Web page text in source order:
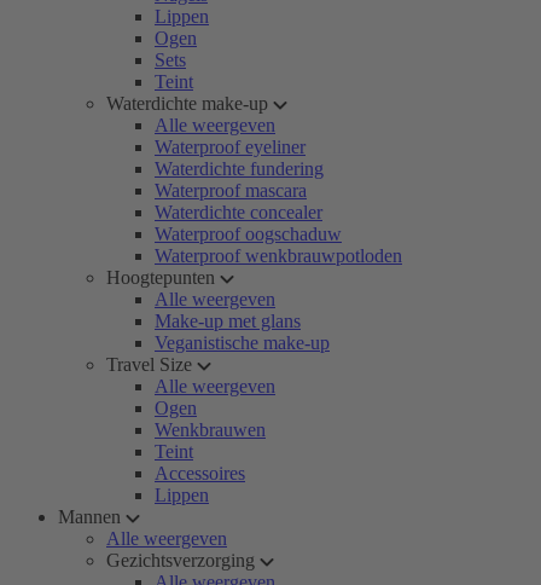
Lippen
Ogen
Sets
Teint
Waterdichte make-up
Alle weergeven
Waterproof eyeliner
Waterdichte fundering
Waterproof mascara
Waterdichte concealer
Waterproof oogschaduw
Waterproof wenkbrauwpotloden
Hoogtepunten
Alle weergeven
Make-up met glans
Veganistische make-up
Travel Size
Alle weergeven
Ogen
Wenkbrauwen
Teint
Accessoires
Lippen
Mannen
Alle weergeven
Gezichtsverzorging